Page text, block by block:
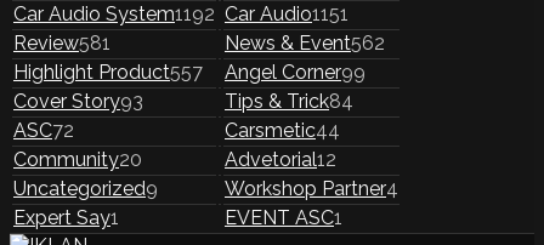
Car Audio System1192 Car Audio1151
Review581 News & Event562
Highlight Product557 Angel Corner99
Cover Story93 Tips & Trick84
ASC72 Carsmetic44
Community20 Advetorial12
Uncategorized9 Workshop Partner4
Expert Say1 EVENT ASC1